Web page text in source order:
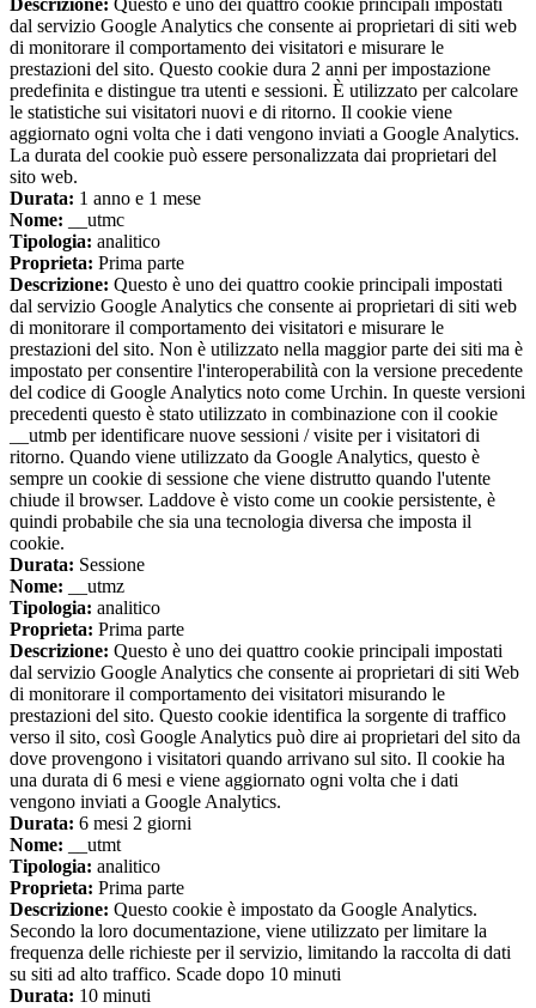
Descrizione: Questo è uno dei quattro cookie principali impostati
dal servizio Google Analytics che consente ai proprietari di siti web
di monitorare il comportamento dei visitatori e misurare le
prestazioni del sito. Questo cookie dura 2 anni per impostazione
predefinita e distingue tra utenti e sessioni. È utilizzato per calcolare
le statistiche sui visitatori nuovi e di ritorno. Il cookie viene
aggiornato ogni volta che i dati vengono inviati a Google Analytics.
La durata del cookie può essere personalizzata dai proprietari del
sito web.
Durata: 1 anno e 1 mese
Nome: __utmc
Tipologia: analitico
Proprieta: Prima parte
Descrizione: Questo è uno dei quattro cookie principali impostati
dal servizio Google Analytics che consente ai proprietari di siti web
di monitorare il comportamento dei visitatori e misurare le
prestazioni del sito. Non è utilizzato nella maggior parte dei siti ma è
impostato per consentire l'interoperabilità con la versione precedente
del codice di Google Analytics noto come Urchin. In queste versioni
precedenti questo è stato utilizzato in combinazione con il cookie
__utmb per identificare nuove sessioni / visite per i visitatori di
ritorno. Quando viene utilizzato da Google Analytics, questo è
sempre un cookie di sessione che viene distrutto quando l'utente
chiude il browser. Laddove è visto come un cookie persistente, è
quindi probabile che sia una tecnologia diversa che imposta il
cookie.
Durata: Sessione
Nome: __utmz
Tipologia: analitico
Proprieta: Prima parte
Descrizione: Questo è uno dei quattro cookie principali impostati
dal servizio Google Analytics che consente ai proprietari di siti Web
di monitorare il comportamento dei visitatori misurando le
prestazioni del sito. Questo cookie identifica la sorgente di traffico
verso il sito, così Google Analytics può dire ai proprietari del sito da
dove provengono i visitatori quando arrivano sul sito. Il cookie ha
una durata di 6 mesi e viene aggiornato ogni volta che i dati
vengono inviati a Google Analytics.
Durata: 6 mesi 2 giorni
Nome: __utmt
Tipologia: analitico
Proprieta: Prima parte
Descrizione: Questo cookie è impostato da Google Analytics.
Secondo la loro documentazione, viene utilizzato per limitare la
frequenza delle richieste per il servizio, limitando la raccolta di dati
su siti ad alto traffico. Scade dopo 10 minuti
Durata: 10 minuti